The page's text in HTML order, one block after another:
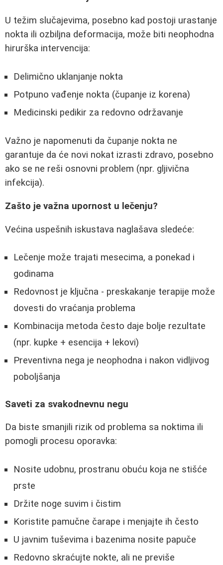
U težim slučajevima, posebno kad postoji urastanje
nokta ili ozbiljna deformacija, može biti neophodna
hirurška intervencija:
Delimično uklanjanje nokta
Potpuno vađenje nokta (čupanje iz korena)
Medicinski pedikir za redovno održavanje
Važno je napomenuti da čupanje nokta ne
garantuje da će novi nokat izrasti zdravo, posebno
ako se ne reši osnovni problem (npr. gljivična
infekcija).
Zašto je važna upornost u lečenju?
Većina uspešnih iskustava naglašava sledeće:
Lečenje može trajati mesecima, a ponekad i
godinama
Redovnost je ključna - preskakanje terapije može
dovesti do vraćanja problema
Kombinacija metoda često daje bolje rezultate
(npr. kupke + esencija + lekovi)
Preventivna nega je neophodna i nakon vidljivog
poboljšanja
Saveti za svakodnevnu negu
Da biste smanjili rizik od problema sa noktima ili
pomogli procesu oporavka:
Nosite udobnu, prostranu obuću koja ne stišće
prste
Držite noge suvim i čistim
Koristite pamučne čarape i menjajte ih često
U javnim tuševima i bazenima nosite papuče
Redovno skraćujte nokte, ali ne previše